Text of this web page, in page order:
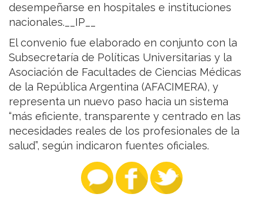
desempeñarse en hospitales e instituciones
nacionales.__IP__
El convenio fue elaborado en conjunto con la
Subsecretaría de Políticas Universitarias y la
Asociación de Facultades de Ciencias Médicas
de la República Argentina (AFACIMERA), y
representa un nuevo paso hacia un sistema
“más eficiente, transparente y centrado en las
necesidades reales de los profesionales de la
salud”, según indicaron fuentes oficiales.